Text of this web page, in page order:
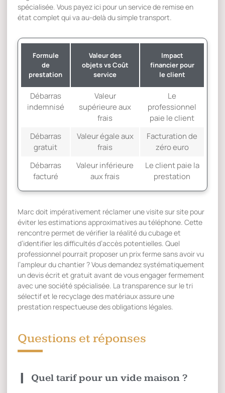
spécialisée. Vous payez ici pour un service de remise en
état complet qui va au-delà du simple transport.
Formule
de
prestation
Valeur des
objets vs Coût
service
Impact
financier pour
le client
Débarras
indemnisé
Valeur
supérieure aux
frais
Le
professionnel
paie le client
Débarras
gratuit
Valeur égale aux
frais
Facturation de
zéro euro
Débarras
facturé
Valeur inférieure
aux frais
Le client paie la
prestation
Marc doit impérativement réclamer une visite sur site pour
éviter les estimations approximatives au téléphone. Cette
rencontre permet de vérifier la réalité du cubage et
d’identifier les difficultés d’accès potentielles. Quel
professionnel pourrait proposer un prix ferme sans avoir vu
l’ampleur du chantier ? Vous demandez systématiquement
un devis écrit et gratuit avant de vous engager fermement
avec une société spécialisée. La transparence sur le tri
sélectif et le recyclage des matériaux assure une
prestation respectueuse des obligations légales.
Questions et réponses
Quel tarif pour un vide maison ?